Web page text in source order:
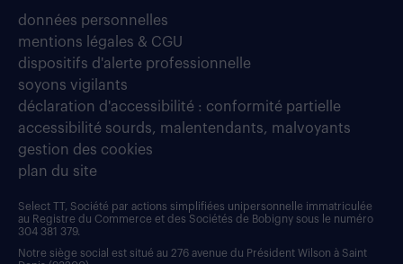
données personnelles
mentions légales & CGU
dispositifs d'alerte professionnelle
soyons vigilants
déclaration d'accessibilité : conformité partielle
accessibilité sourds, malentendants, malvoyants
gestion des cookies
plan du site
Select TT, Société par actions simplifiées unipersonnelle immatriculée
au Registre du Commerce et des Sociétés de Bobigny sous le numéro
304 381 379.
Notre siège social est situé au 276 avenue du Président Wilson à Saint